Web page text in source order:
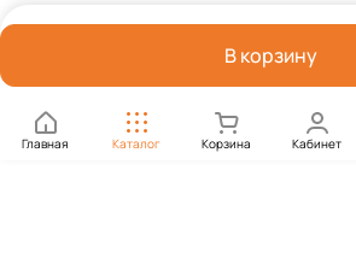
В корзину
Главная Каталог Корзина Кабинет